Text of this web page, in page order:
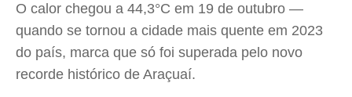
O calor chegou a 44,3°C em 19 de outubro —
quando se tornou a cidade mais quente em 2023
do país, marca que só foi superada pelo novo
recorde histórico de Araçuaí.